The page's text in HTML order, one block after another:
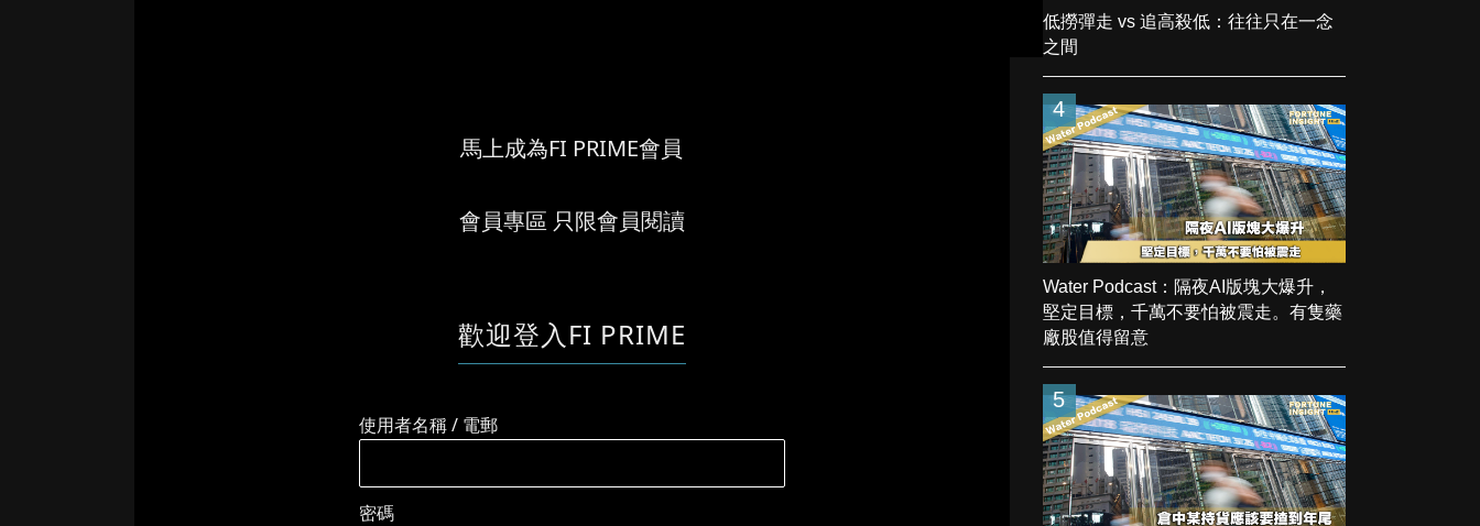
馬上成為FI PRIME會員
會員專區 只限會員閱讀
歡迎登入FI PRIME
使用者名稱 / 電郵
密碼
低撈彈走 vs 追高殺低：往往只在一念
之間
4
Water Podcast：隔夜AI版塊大爆升，
堅定目標，千萬不要怕被震走。有隻藥
廠股值得留意
5